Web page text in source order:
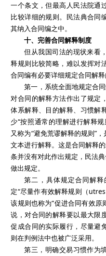
一个条文，但最高人民法院通
比较详细的规则。民法典合同
其纳入合同编之中。
十、完善合同解释制度
但从我国司法的现状来看
释规则比较简略，难以发挥对
合同编有必要详细规定合同解
第一，系统全面地规定合
对合同的解释方法作出了规定
体系解释、目的解释、习惯解
少“按照通常的理解进行解释
又称为“避免荒谬解释的规则”
文本进行解释。这是合同解释
条并没有对此作出规定，民法
做出规定。
第二，具体规定合同解
定“尽量作有效解释规则（
该规则也称为“促进合同有效
说，对合同的解释要以最大限
促成合同的实际履行，尽量避
则在判例法中也被广泛采用。
第三，明确交易习惯作为